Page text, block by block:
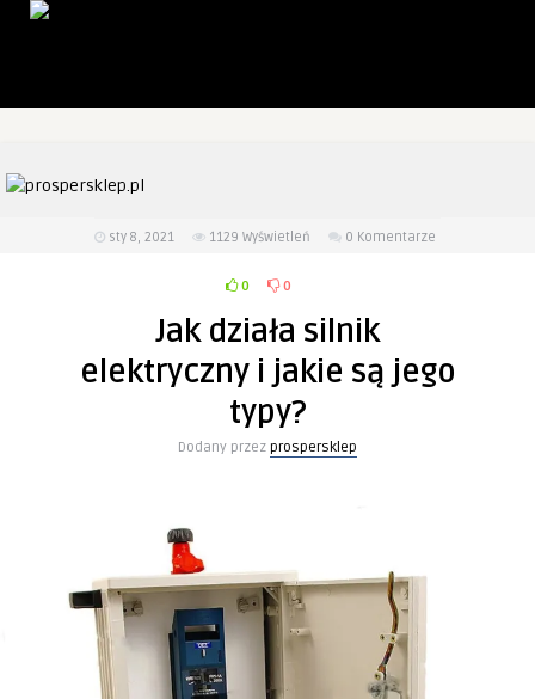
sty 8, 2021 1129 Wyświetleń 0 Komentarze
0 0
Jak działa silnik
elektryczny i jakie są jego
typy?
Dodany przez prospersklep